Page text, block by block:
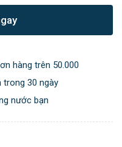
hàng trên 50.000
trong 30 ngày
nước bạn